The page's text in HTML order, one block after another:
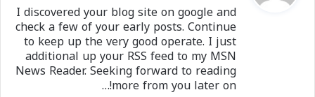
ل
I discovered your blog site on google and
check a few of your early posts. Continue
to keep up the very good operate. I just
additional up your RSS feed to my MSN
News Reader. Seeking forward to reading
more from you later on!…